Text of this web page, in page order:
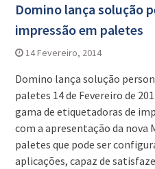
Domino lança solução
impressão em paletes
14 Fevereiro, 2014
Domino lança solução
paletes 14 de Fevereiro de
gama de etiquetadoras de
com a apresentação da nova
paletes que pode ser
aplicações, capaz de